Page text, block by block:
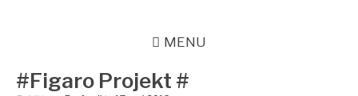
MENU
#Figaro Projekt #